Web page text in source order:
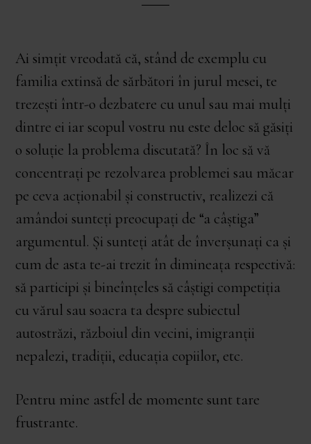
Ai simțit vreodată că, stând de exemplu cu
familia extinsă de sărbători în jurul mesei, te
trezești într-o dezbatere cu unul sau mai mulți
dintre ei iar scopul vostru nu este deloc să găsiți
o soluție la problema discutată? În loc să vă
concentrați pe rezolvarea problemei sau măcar
pe ceva acționabil și constructiv, realizezi că
amândoi sunteți preocupați de “a câștiga”
argumentul. Și sunteți atât de înverșunați ca și
cum de asta te-ai trezit în dimineața respectivă:
să participi și bineînțeles să câștigi competiția
cu vărul sau soacra ta despre subiectul
autostrăzi, războiul din vecini, imigranții
nepalezi, tradiții, educația copiilor, etc.
Pentru mine astfel de momente sunt tare
frustrante.